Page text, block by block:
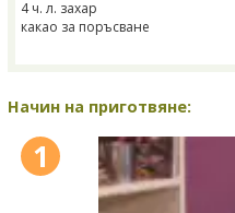
4 ч. л. захар
какао за поръсване
Начин на приготвяне:
1